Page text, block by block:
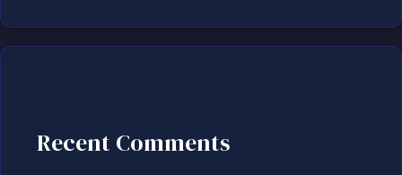
Recent Comments